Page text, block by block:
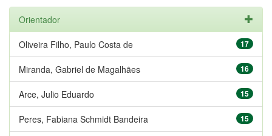
Orientador
17
Oliveira Filho, Paulo Costa de
16
Miranda, Gabriel de Magalhães
15
Arce, Julio Eduardo
15
Peres, Fabiana Schmidt Bandeira